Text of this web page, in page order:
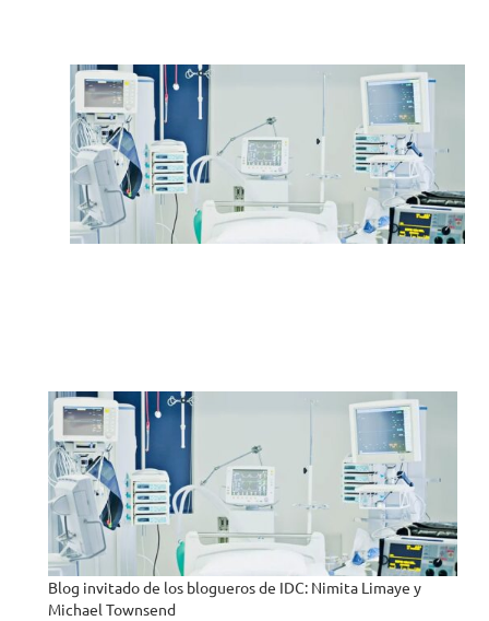
Blog invitado de los blogueros de IDC: Nimita Limaye y
Michael Townsend